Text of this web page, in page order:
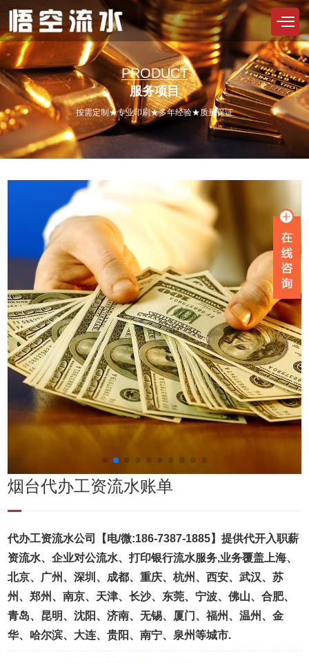
PRODUCT
服务项目
按需定制★专业印刷★多年经验★质量保证
烟台代办工资流水账单
代办工资流水公司【电/微:186-7387-1885】提供代开入职薪
资流水、企业对公流水、打印银行流水服务,业务覆盖上海、
北京、广州、深圳、成都、重庆、杭州、西安、武汉、苏
州、郑州、南京、天津、长沙、东莞、宁波、佛山、合肥、
青岛、昆明、沈阳、济南、无锡、厦门、福州、温州、金
华、哈尔滨、大连、贵阳、南宁、泉州等城市.